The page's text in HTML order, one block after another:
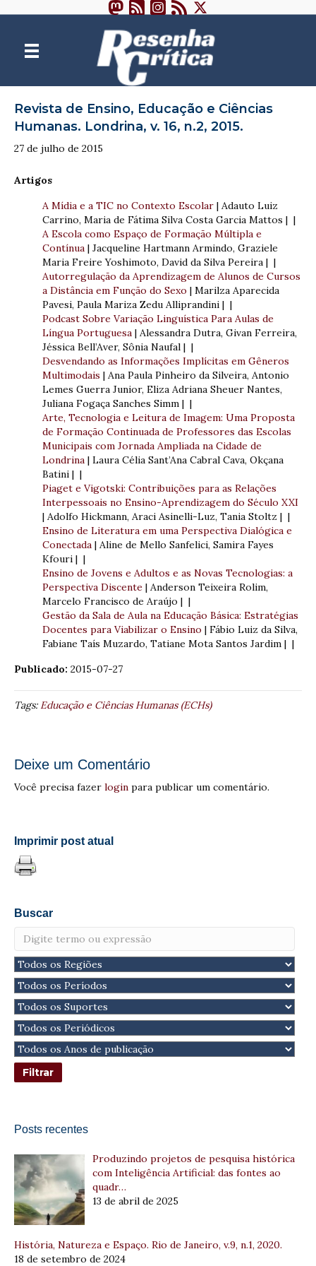
Revista de Ensino, Educação e Ciências
Humanas. Londrina, v. 16, n.2, 2015.
27 de julho de 2015
Artigos
A Mídia e a TIC no Contexto Escolar | Adauto Luiz
Carrino, Maria de Fátima Silva Costa Garcia Mattos | |
A Escola como Espaço de Formação Múltipla e
Contínua | Jacqueline Hartmann Armindo, Graziele
Maria Freire Yoshimoto, David da Silva Pereira | |
Autorregulação da Aprendizagem de Alunos de Cursos
a Distância em Função do Sexo | Marilza Aparecida
Pavesi, Paula Mariza Zedu Alliprandini | |
Podcast Sobre Variação Linguística Para Aulas de
Língua Portuguesa | Alessandra Dutra, Givan Ferreira,
Jéssica Bell’Aver, Sônia Naufal | |
Desvendando as Informações Implícitas em Gêneros
Multimodais | Ana Paula Pinheiro da Silveira, Antonio
Lemes Guerra Junior, Eliza Adriana Sheuer Nantes,
Juliana Fogaça Sanches Simm | |
Arte, Tecnologia e Leitura de Imagem: Uma Proposta
de Formação Continuada de Professores das Escolas
Municipais com Jornada Ampliada na Cidade de
Londrina | Laura Célia Sant’Ana Cabral Cava, Okçana
Batini | |
Piaget e Vigotski: Contribuições para as Relações
Interpessoais no Ensino-Aprendizagem do Século XXI
| Adolfo Hickmann, Araci Asinelli-Luz, Tania Stoltz | |
Ensino de Literatura em uma Perspectiva Dialógica e
Conectada | Aline de Mello Sanfelici, Samira Fayes
Kfouri | |
Ensino de Jovens e Adultos e as Novas Tecnologias: a
Perspectiva Discente | Anderson Teixeira Rolim,
Marcelo Francisco de Araújo | |
Gestão da Sala de Aula na Educação Básica: Estratégias
Docentes para Viabilizar o Ensino | Fábio Luiz da Silva,
Fabiane Taís Muzardo, Tatiane Mota Santos Jardim | |
Publicado: 2015-07-27
Tags:Educação e Ciências Humanas (ECHs)
Deixe um Comentário
Você precisa fazer login para publicar um comentário.
Imprimir post atual
Buscar
Posts recentes
Produzindo projetos de pesquisa histórica
com Inteligência Artificial: das fontes ao
quadr…
13 de abril de 2025
História, Natureza e Espaço. Rio de Janeiro, v.9, n.1, 2020.
18 de setembro de 2024